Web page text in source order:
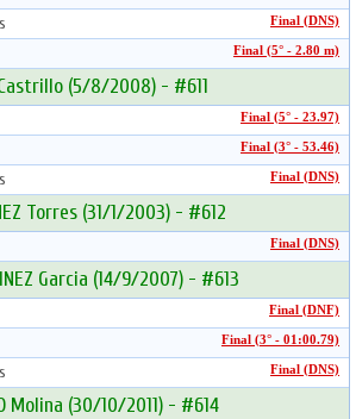
Final (DNS)
Final (5° - 2.80 m)
(5/8/2008) - #611
Final (5° - 23.97)
Final (3° - 53.46)
Final (DNS)
Torres (31/1/2003) - #612
Final (DNS)
Garcia (14/9/2007) - #613
Final (DNF)
Final (3° - 01:00.79)
Final (DNS)
Molina (30/10/2011) - #614